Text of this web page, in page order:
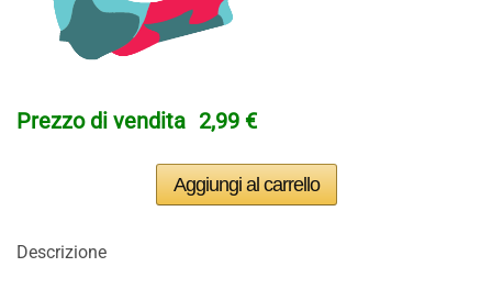
Prezzo di vendita 2,99 €
Descrizione